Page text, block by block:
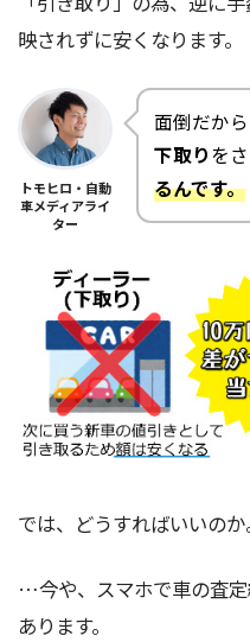
映されずに安くなります。
トモヒロ・自動
車メディアライ
ター
面倒だか
下取りを
るんです。
では、どうすればいいのか
…今や、スマホで車の査
あります。